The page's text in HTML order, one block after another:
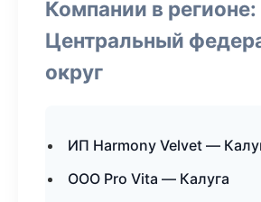
Компании в регионе:
Центральный
округ
ИП Harmony Velvet —
ООО Pro Vita — Калуга